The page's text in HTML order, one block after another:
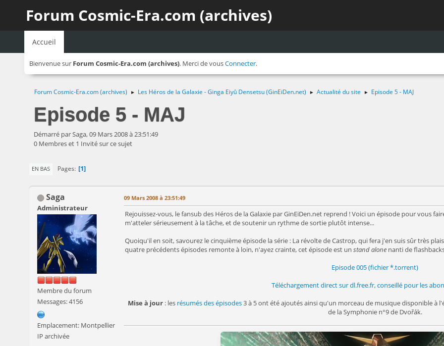
Forum Cosmic-Era.com (archives)
Accueil
Bienvenue sur Forum Cosmic-Era.com (archives). Merci de vousConnecter.
Forum Cosmic-Era.com (archives) ► Les Héros de la Galaxie - Ginga Eiyû Densetsu (GinEiDen.net) ► Actualité du site ► Episode 5 - MAJ
Episode 5 - MAJ
Démarré par Saga, 09 Mars 2008 à 23:51:49
0 Membres et 1 Invité sur ce sujet
EN BAS Pages 1
Saga
Administrateur
Membre du forum
Messages: 4156
Emplacement: Montpellier
IP archivée
09 Mars 2008 à 23:51:49
Rejouissez-vous, le fansub des Héros de la Galaxie par GinEiDen.net reprend ! Voici un épisode pour vous
m'atteler sérieusement à la tâche, et de soutenir un rythme de sortie plutôt intense...
Quoiqu'il en soit, savourez le cinquième épisode la série : La révolte de Castrop, qui fera j'en suis sûr très
quatre précédents épisodes remonte à loin, n'ayez crainte, cet épisode est un stand alone nanti de
Episode 005 (fichier *.torrent)
Téléchargement direct sur dl.free.fr, conseillé pour les
Mise à jour : les résumés des épisodes3 à 5 ont été ajoutés ainsi qu'un morceau de musique disponible à
de la Symphonie n°9 de Dvořák.